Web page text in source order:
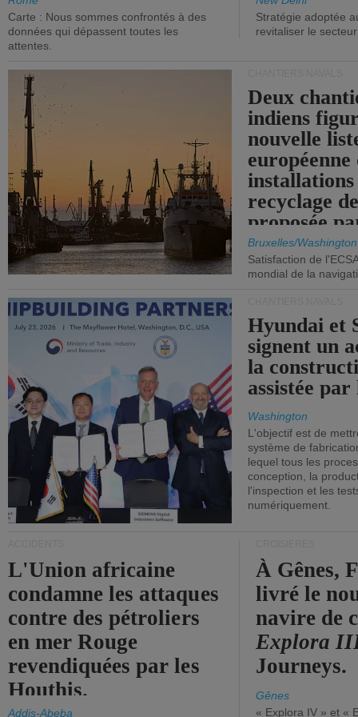
Carte : Nous sommes confrontés à des
données qui dépassent toutes les
attentes.
Stratégie adoptée
revitaliser le secteur
Deux
indiens
nouvelle
européenne
installations
recyclage
proposée
Bruxelles/Washington
Satisfaction de
mondial de la
Hyundai et
signent un
la
assistée
Washington
L'objectif est de
système de
lequel tous les
conception, la
l'inspection et les
numériquement.
L'Union africaine
condamne les attaques
contre des pétroliers
en mer Rouge
revendiquées par les
Houthis.
Addis-Abeba
À Gênes,
livré le
navire de
Explora
Journeys.
Gênes
« Explora IV » et «